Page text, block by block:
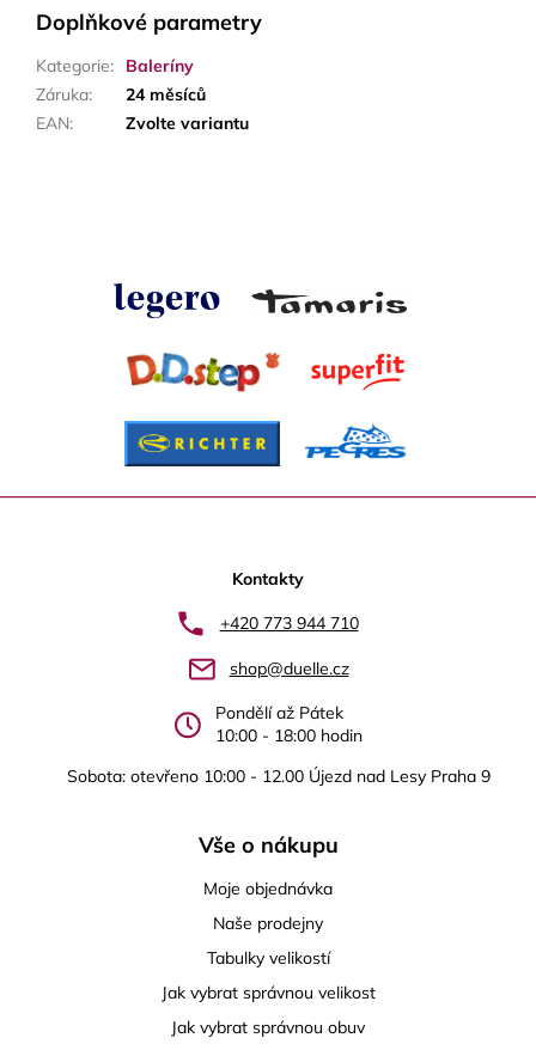
Doplňkové parametry
Kategorie:
Baleríny
Záruka:
24 měsíců
EAN: Zvolte variantu
Kontakty
+420 773 944 710
shop@duelle.cz
Pondělí až Pátek
10:00 - 18:00 hodin
Sobota: otevřeno 10:00 - 12.00 Újezd nad Lesy Praha 9
Vše o nákupu
Moje objednávka
Naše prodejny
Tabulky velikostí
Jak vybrat správnou velikost
Jak vybrat správnou obuv